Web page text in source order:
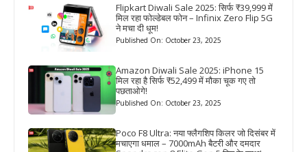
Flipkart Diwali Sale 2025: सिर्फ ₹39,999 में
मिल रहा फोल्डेबल फोन – Infinix Zero Flip 5G
ने मचा दी धूम!
Published On: October 23, 2025
Amazon Diwali Sale 2025: iPhone 15
मिल रहा है सिर्फ ₹52,499 में मौका चूक गए तो
पछताओगे!
Published On: October 23, 2025
Poco F8 Ultra: नया फ्लैगशिप किलर जो दिसंबर में
मचाएगा धमाल – 7000mAh बैटरी और दमदार